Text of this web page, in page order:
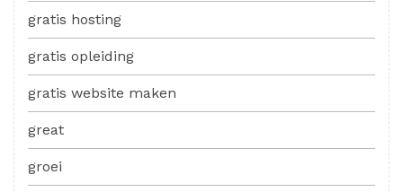
gratis hosting
gratis opleiding
gratis website maken
great
groei